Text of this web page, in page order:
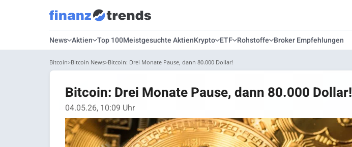
News Aktien Top 100Meistgesuchte AktienKrypto ETF Rohstoffe Broker Empfehlungen
Bitcoin Bitcoin News Bitcoin: Drei Monate Pause, dann 80.000 Dollar!
Bitcoin: Drei Monate Pause, dann 80.000 Dollar!
04.05.26, 10:09 Uhr